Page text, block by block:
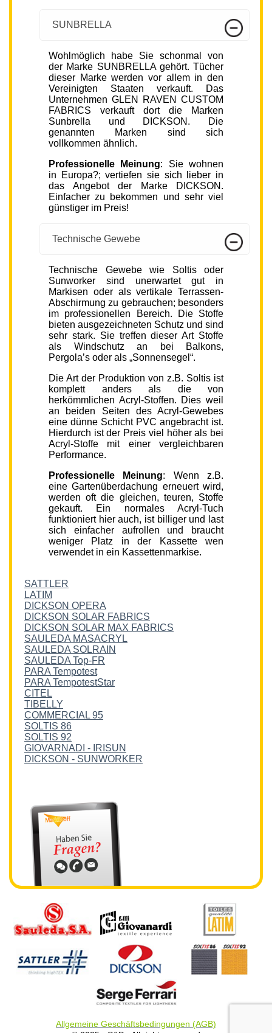
SUNBRELLA
Wohlmöglich habe Sie schonmal von
der Marke SUNBRELLA gehört. Tücher
dieser Marke werden vor allem in den
Vereinigten Staaten verkauft. Das
Unternehmen GLEN RAVEN CUSTOM
FABRICS verkauft dort die Marken
Sunbrella und DICKSON. Die
genannten Marken sind sich
vollkommen ähnlich.
Professionelle Meinung: Sie wohnen
in Europa?; vertiefen sie sich lieber in
das Angebot der Marke DICKSON.
Einfacher zu bekommen und sehr viel
günstiger im Preis!
Technische Gewebe
Technische Gewebe wie Soltis oder
Sunworker sind unerwartet gut in
Markisen oder als vertikale Terrassen-
Abschirmung zu gebrauchen; besonders
im professionellen Bereich. Die Stoffe
bieten ausgezeichneten Schutz und sind
sehr stark. Sie treffen dieser Art Stoffe
als Windschutz an bei Balkons,
Pergola’s oder als „Sonnensegel“.
Die Art der Produktion von z.B. Soltis ist
komplett anders als die von
herkömmlichen Acryl-Stoffen. Dies weil
an beiden Seiten des Acryl-Gewebes
eine dünne Schicht PVC angebracht ist.
Hierdurch ist der Preis viel höher als bei
Acryl-Stoffe mit einer vergleichbaren
Performance.
Professionelle Meinung: Wenn z.B.
eine Gartenüberdachung erneuert wird,
werden oft die gleichen, teuren, Stoffe
gekauft. Ein normales Acryl-Tuch
funktioniert hier auch, ist billiger und last
sich einfacher aufrollen und braucht
weniger Platz in der Kassette wen
verwendet in ein Kassettenmarkise.
SATTLER
LATIM
DICKSON OPERA
DICKSON SOLAR FABRICS
DICKSON SOLAR MAX FABRICS
SAULEDA MASACRYL
SAULEDA SOLRAIN
SAULEDA Top-FR
PARA Tempotest
PARA TempotestStar
CITEL
TIBELLY
COMMERCIAL 95
SOLTIS 86
SOLTIS 92
GIOVARNADI - IRISUN
DICKSON - SUNWORKER
Allgemeine Geschäftsbedingungen (AGB)